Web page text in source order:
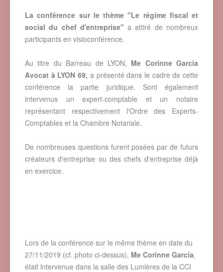
La conférence sur le thème "Le régime fiscal et
social du chef d'entreprise" a attiré de nombreux
participants en visioconférence.
Au titre du Barreau de LYON, Me Corinne Garcia
Avocat à LYON 69, a présenté dans le cadre de cette
conférence la partie juridique. Sont également
intervenus un expert-comptable et un notaire
représentant respectivement l'Ordre des Experts-
Comptables et la Chambre Notariale.
De nombreuses questions furent posées par de futurs
créateurs d'entreprise ou des chefs d'entreprise déjà
en exercice.
Lors de la conférence sur le même thème en date du
27/11/2019 (cf. photo ci-dessus), Me Corinne Garcia,
était intervenue dans la salle des Lumières de la CCI